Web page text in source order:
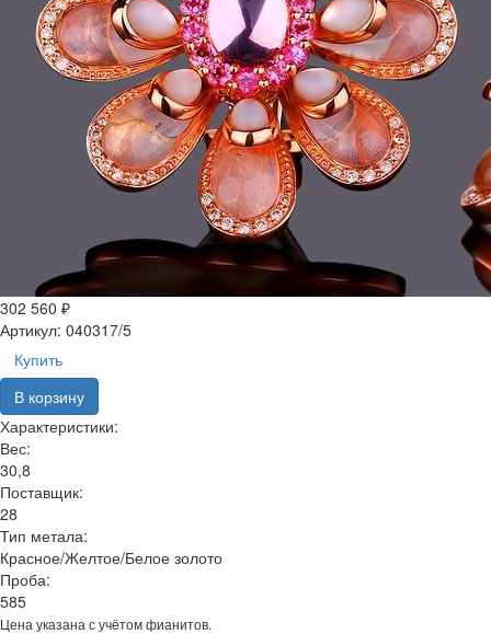
302 560 ₽
Артикул: 040317/5
Купить
В корзину
Характеристики:
Вес:
30,8
Поставщик:
28
Тип метала:
Красное/Желтое/Белое золото
Проба:
585
Цена указана с учётом фианитов.